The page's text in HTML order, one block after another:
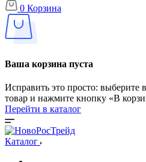
0 Корзина
Ваша корзина пуста
Исправить это просто: выберите
товар и нажмите кнопку «В
Перейти в каталог
Каталог